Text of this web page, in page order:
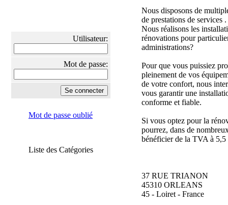
Utilisateur:
Mot de passe:
Mot de passe oublié
Liste des Catégories
Nous disposons de
de prestations de services .
Nous réalisons les
rénovations pour
administrations?
Pour que vous puissiez
pleinement de vos
de votre confort, nous
vous garantir une
conforme et fiable.
Si vous optez pour la
pourrez, dans de
bénéficier de la TVA à 5,5
37 RUE TRIANON
45310 ORLEANS
45 - Loiret - France